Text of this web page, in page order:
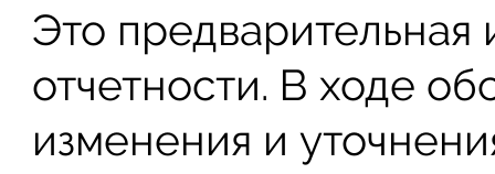
Это
отчетности. В ходе
изменения и